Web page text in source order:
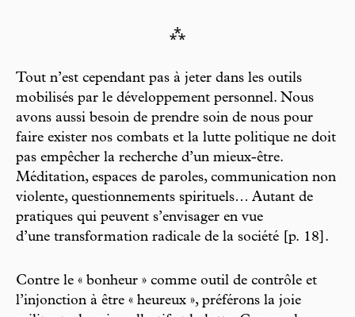
⁂
Tout n’est cependant pas à jeter dans les outils
mobilisés par le développement personnel. Nous
avons aussi besoin de prendre soin de nous pour
faire exister nos combats et la lutte politique ne doit
pas empêcher la recherche d’un mieux-être.
Méditation, espaces de paroles, communication non
violente, questionnements spirituels… Autant de
pratiques qui peuvent s’envisager en vue
d’une transformation radicale de la société [p. 18].
Contre le « bonheur » comme outil de contrôle et
l’injonction à être « heureux », préférons la joie